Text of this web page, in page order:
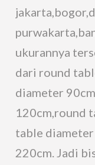
ukurannya
dari round
diameter
120cm,round
table
220cm. Jadi